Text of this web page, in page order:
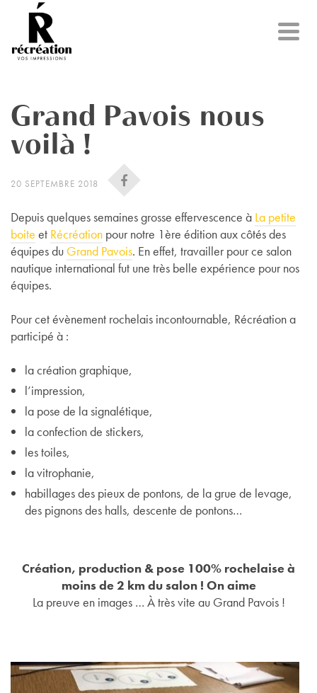
Grand Pavois nous
voilà !
20 SEPTEMBRE 2018
Depuis quelques semaines grosse effervescence à La petite
boite et Récréation pour notre 1ère édition aux côtés des
équipes du Grand Pavois. En effet, travailler pour ce salon
nautique international fut une très belle expérience pour nos
équipes.
Pour cet évènement rochelais incontournable, Récréation a
participé à :
la création graphique,
l’impression,
la pose de la signalétique,
la confection de stickers,
les toiles,
la vitrophanie,
habillages des pieux de pontons, de la grue de levage,
des pignons des halls, descente de pontons…
Création, production & pose 100% rochelaise à
moins de 2 km du salon ! On aime
La preuve en images … À très vite au Grand Pavois !